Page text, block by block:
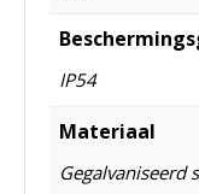
IP54
Materiaal
Gegalvaniseerd